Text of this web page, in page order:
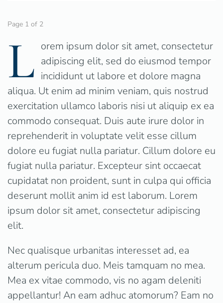
Page 1 of 2
L orem ipsum dolor sit amet, consectetur
adipiscing elit, sed do eiusmod tempor
incididunt ut labore et dolore magna
aliqua. Ut enim ad minim veniam, quis nostrud
exercitation ullamco laboris nisi ut aliquip ex ea
commodo consequat. Duis aute irure dolor in
reprehenderit in voluptate velit esse cillum
dolore eu fugiat nulla pariatur. Cillum dolore eu
fugiat nulla pariatur. Excepteur sint occaecat
cupidatat non proident, sunt in culpa qui officia
deserunt mollit anim id est laborum. Lorem
ipsum dolor sit amet, consectetur adipiscing
elit.
Nec qualisque urbanitas interesset ad, ea
alterum pericula duo. Meis tamquam no mea.
Mea ex vitae commodo, vis no agam deleniti
appellantur! An eam adhuc atomorum? Eam no